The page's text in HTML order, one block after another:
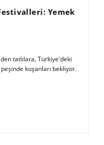
Yemek
tatlılara, Türkiye'deki
koşanları bekliyor.